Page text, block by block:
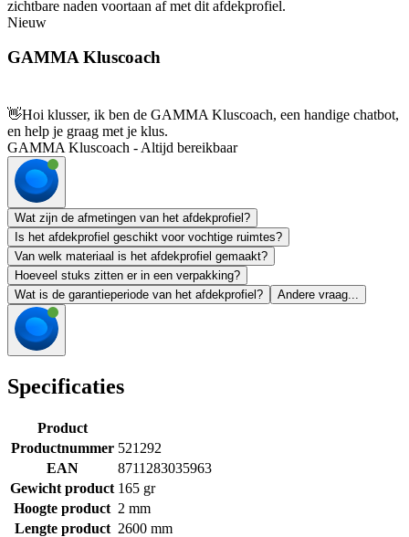
zichtbare naden voortaan af met dit afdekprofiel.
Nieuw
GAMMA Kluscoach
👋Hoi klusser, ik ben de GAMMA Kluscoach, een handige chatbot,
en help je graag met je klus.
GAMMA Kluscoach - Altijd bereikbaar
Wat zijn de afmetingen van het afdekprofiel?
Is het afdekprofiel geschikt voor vochtige ruimtes?
Van welk materiaal is het afdekprofiel gemaakt?
Hoeveel stuks zitten er in een verpakking?
Wat is de garantieperiode van het afdekprofiel?
Andere vraag...
Specificaties
Product
Productnummer 521292
EAN
8711283035963
Gewicht product 165 gr
Hoogte product 2 mm
Lengte product 2600 mm